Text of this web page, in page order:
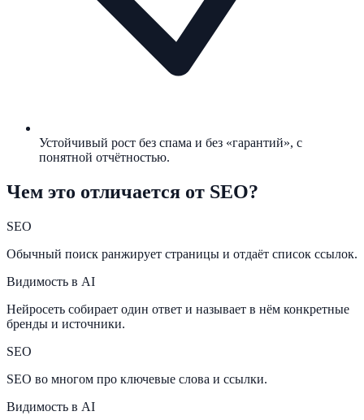
Устойчивый рост без спама и без «гарантий», с
понятной отчётностью.
Чем это отличается от SEO?
SEO
Обычный поиск ранжирует страницы и отдаёт список ссылок.
Видимость в AI
Нейросеть собирает один ответ и называет в нём конкретные
бренды и источники.
SEO
SEO во многом про ключевые слова и ссылки.
Видимость в AI